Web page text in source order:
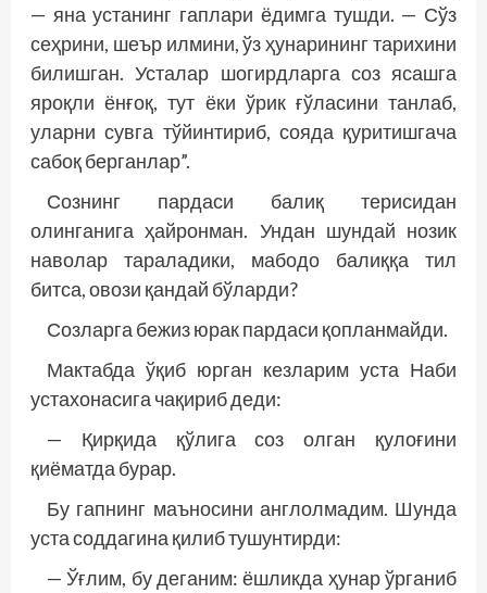
— яна устанинг гаплари ёдимга тушди. — Сўз
сеҳрини, шеър илмини, ўз ҳунарининг тарихини
билишган. Усталар шогирдларга соз ясашга
яроқли ёнғоқ, тут ёки ўрик ғўласини танлаб,
уларни сувга тўйинтириб, сояда қуритишгача
сабоқ берганлар”.
Сознинг пардаси балиқ терисидан
олинганига ҳайронман. Ундан шундай нозик
наволар тараладики, мабодо балиққа тил
битса, овози қандай бўларди?
Созларга бежиз юрак пардаси қопланмайди.
Мактабда ўқиб юрган кезларим уста Наби
устахонасига чақириб деди:
— Қирқида қўлига соз олган қулоғини
қиёматда бурар.
Бу гапнинг маъносини англолмадим. Шунда
уста соддагина қилиб тушунтирди:
— Ўғлим, бу деганим: ёшликда ҳунар ўрганиб